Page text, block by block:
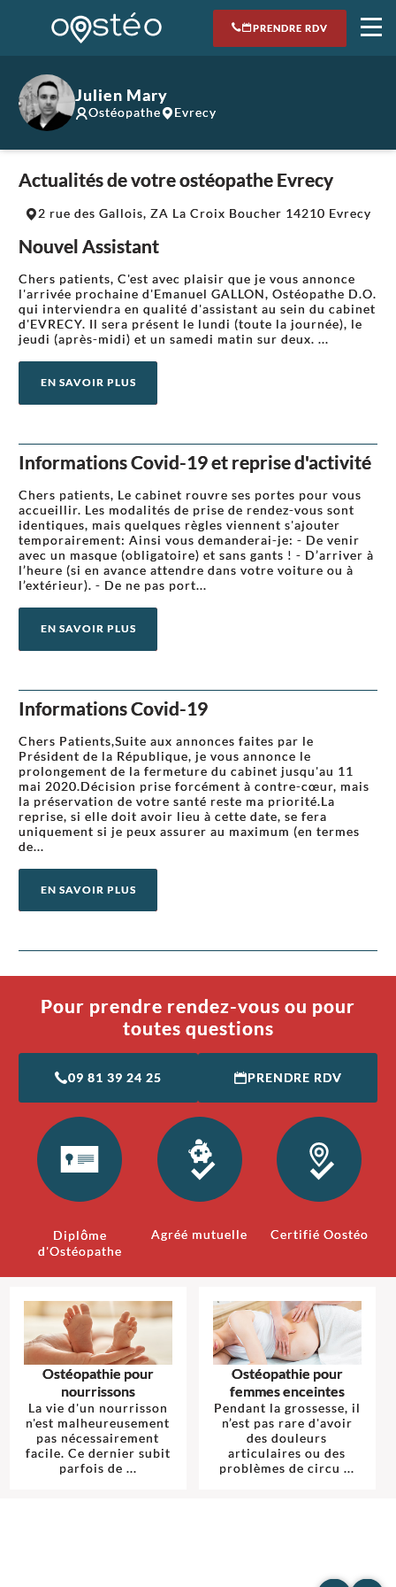
PRENDRE RDV
Julien Mary
Ostéopathe Evrecy
Actualités de votre ostéopathe Evrecy
−
2 rue des Gallois, ZA La Croix Boucher 14210 Evrecy
Nouvel Assistant
Chers patients, C'est avec plaisir que je vous annonce
l'arrivée prochaine d'Emanuel GALLON, Ostéopathe D.O.
qui interviendra en qualité d'assistant au sein du cabinet
d'EVRECY. Il sera présent le lundi (toute la journée), le
jeudi (après-midi) et un samedi matin sur deux. ...
EN SAVOIR PLUS
Informations Covid-19 et reprise d'activité
Chers patients, Le cabinet rouvre ses portes pour vous
accueillir. Les modalités de prise de rendez-vous sont
identiques, mais quelques règles viennent s'ajouter
temporairement: Ainsi vous demanderai-je: - De venir
avec un masque (obligatoire) et sans gants ! - D’arriver à
l’heure (si en avance attendre dans votre voiture ou à
l’extérieur). - De ne pas port...
EN SAVOIR PLUS
Informations Covid-19
Chers Patients,Suite aux annonces faites par le
Président de la République, je vous annonce le
prolongement de la fermeture du cabinet jusqu'au 11
mai 2020.Décision prise forcément à contre-cœur, mais
la préservation de votre santé reste ma priorité.La
reprise, si elle doit avoir lieu à cette date, se fera
uniquement si je peux assurer au maximum (en termes
de...
EN SAVOIR PLUS
Pour prendre rendez-vous ou pour
toutes questions
09 81 39 24 25 PRENDRE RDV
Diplôme
d'Ostéopathe
Agréé mutuelle Certifié Oostéo
Ostéopathie pour
nourrissons
La vie d'un nourrisson
n'est malheureusement
pas nécessairement
facile. Ce dernier subit
parfois de ...
Ostéopathie pour
femmes enceintes
Pendant la grossesse, il
n’est pas rare d'avoir
des douleurs
articulaires ou des
problèmes de circu ...